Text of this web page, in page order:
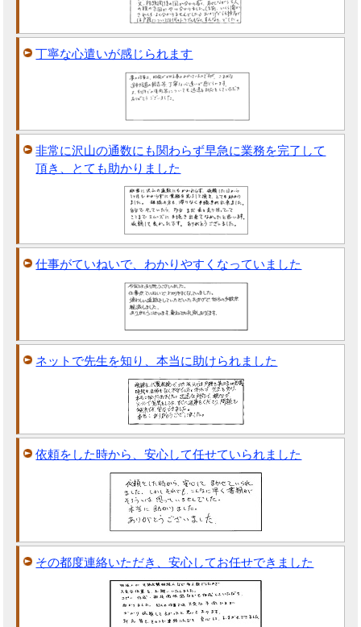
丁寧な心遣いが感じられます
非常に沢山の通数にも関わらず早急に業務を完了して
頂き、とても助かりました
仕事がていねいで、わかりやすくなっていました
ネットで先生を知り、本当に助けられました
依頼をした時から、安心して任せていられました
その都度連絡いただき、安心してお任せできました